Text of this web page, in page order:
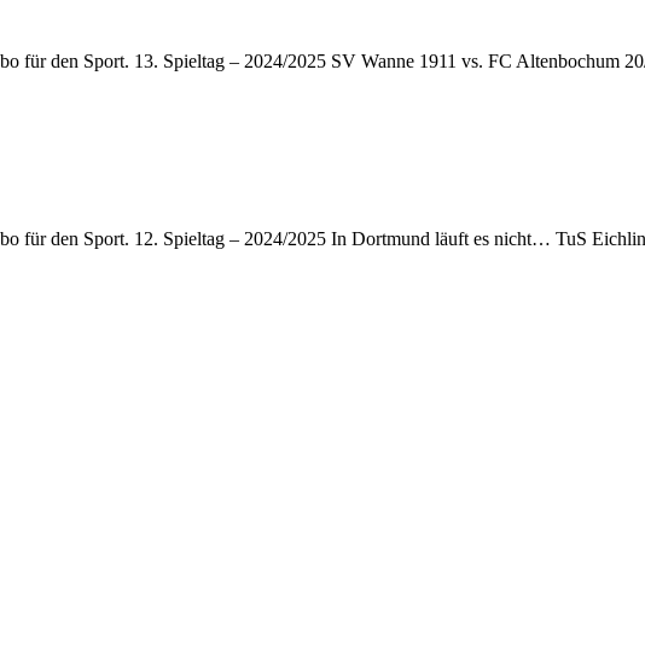
für den Sport. 13. Spieltag – 2024/2025 SV Wanne 1911 vs. FC Altenbochum
für den Sport. 12. Spieltag – 2024/2025 In Dortmund läuft es nicht… TuS